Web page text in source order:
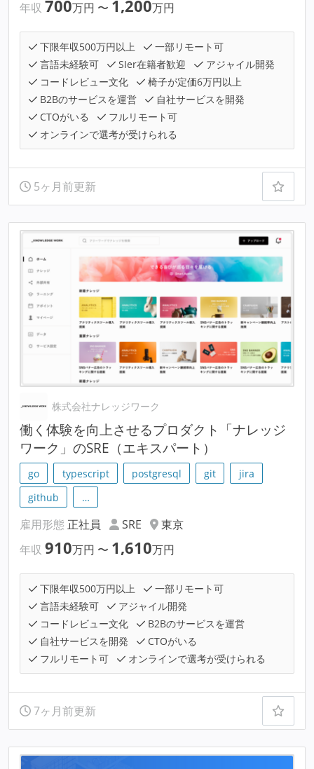
年収 700万円 〜 1,200万円
下限年収500万円以上
一部リモート可
言語未経験可
SIer在籍者歓迎
アジャイル開発
コードレビュー文化
椅子が定価6万円以上
B2Bのサービスを運営
自社サービスを開発
CTOがいる
フルリモート可
オンラインで選考が受けられる
5ヶ月前更新
株式会社ナレッジワーク
働く体験を向上させるプロダクト「ナレッジ
ワーク」のSRE（エキスパート）
go typescript postgresql git
jira
github
…
雇用形態 正社員 SRE
東京
年収 910万円 〜 1,610万円
下限年収500万円以上
一部リモート可
言語未経験可
アジャイル開発
コードレビュー文化
B2Bのサービスを運営
自社サービスを開発
CTOがいる
フルリモート可
オンラインで選考が受けられる
7ヶ月前更新